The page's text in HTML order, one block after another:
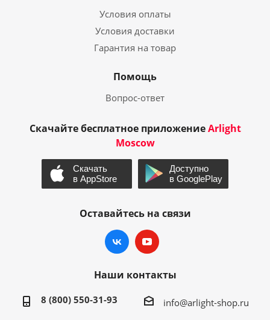
Условия оплаты
Условия доставки
Гарантия на товар
Помощь
Вопрос-ответ
Скачайте бесплатное приложениеArlight
Moscow
Оставайтесь на связи
Наши контакты
8 (800) 550-31-93 info@arlight-shop.ru